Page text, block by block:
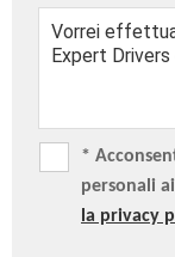
*
personali
la privacy